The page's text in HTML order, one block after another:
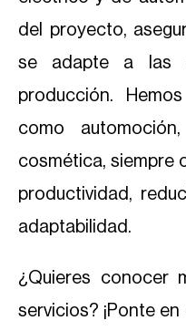
del proyecto,
se adapte a las
producción.
como
cosmética, siempre
productividad,
adaptabilidad.
¿Quieres conocer
servicios? ¡Ponte